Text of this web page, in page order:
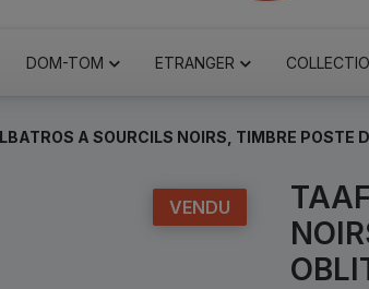
DOM-TOM ETRANGER
A SOURCILS NOIRS, TIMBRE POSTE
VENDU